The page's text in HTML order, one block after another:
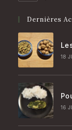
Dernières
18
16